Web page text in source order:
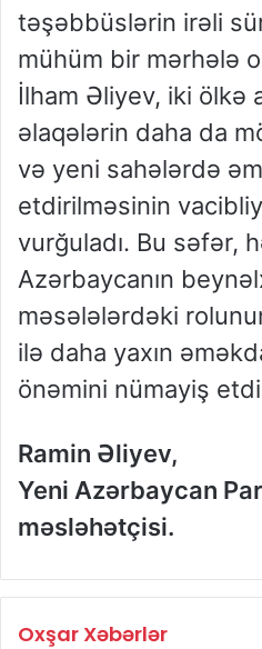
təşəbbüslərin irəli
mühüm bir mərhələ
İlham Əliyev, iki ölkə
əlaqələrin daha da
və yeni sahələrdə
etdirilməsinin
vurğuladı. Bu səfər,
Azərbaycanın
məsələlərdəki
ilə daha yaxın
önəmini nümayiş
Ramin Əliyev,
Yeni Azərbaycan
məsləhətçisi.
Oxşar Xəbərlər